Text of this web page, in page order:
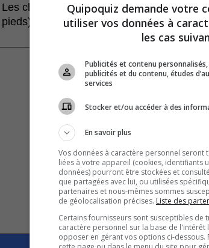
Les chutes de l’Ange, au Venezuela, ont
pieds).
Quipoquiz demande votre
utiliser vos données à
les cas
Publicités et contenu
publicités et du contenu, études
services
Stocker et/ou accéder à des
En savoir plus
Vos données à caractère personnel seront
liées à votre appareil (cookies, identifiants
données) pourront être stockées et
que partagées avec lui, ou utilisées
partenaires et nous-mêmes sommes
de géolocalisation précises. Liste des
Certains fournisseurs sont susceptibles de
caractère personnel sur la base de l'intérêt
opposer en gérant vos options ci-dessous.